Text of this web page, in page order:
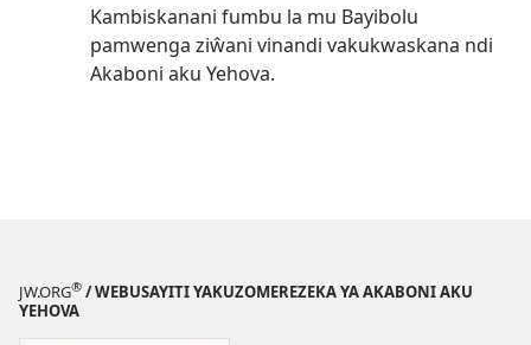
Kambiskanani fumbu la mu Bayibolu
pamwenga ziŵani vinandi vakukwaskana ndi
Akaboni aku Yehova.
JW.ORG® / WEBUSAYITI YAKUZOMEREZEKA YA AKABONI AKU
YEHOVA